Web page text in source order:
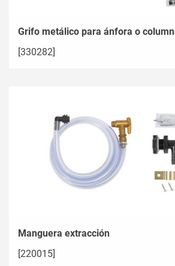
Grifo metálico para ánfora o
[330282]
Manguera extracción
[220015]